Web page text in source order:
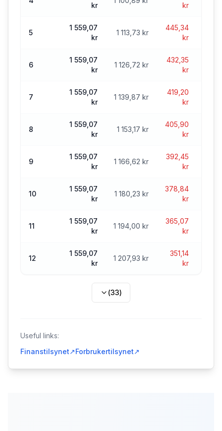
kr kr
5
1 559,07
kr
1 113,73 kr
445,34
kr
6
1 559,07
kr
1 126,72 kr
432,35
kr
7
1 559,07
kr
1 139,87 kr
419,20
kr
8
1 559,07
kr
1 153,17 kr
405,90
kr
9
1 559,07
kr
1 166,62 kr
392,45
kr
10
1 559,07
kr
1 180,23 kr
378,84
kr
11
1 559,07
kr
1 194,00 kr
365,07
kr
12
1 559,07
kr
1 207,93 kr
351,14
kr
(33)
Useful links:
Finanstilsynet↗Forbrukertilsynet↗